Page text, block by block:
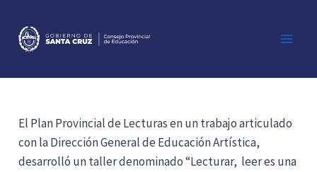
contenido
El Plan Provincial de Lecturas en un trabajo articulado
con la Dirección General de Educación Artística,
desarrolló un taller denominado “Lecturar, leer es una